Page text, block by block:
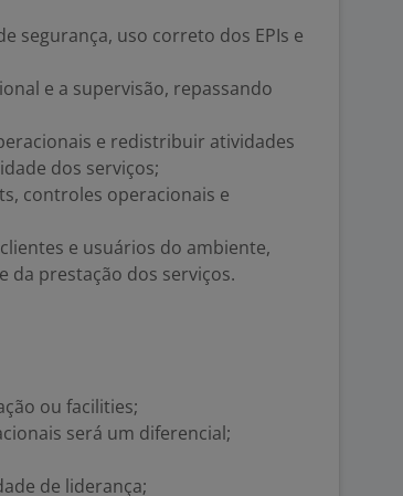
segurança, uso correto dos EPIs e
e a supervisão, repassando
e redistribuir atividades
dos serviços;
controles operacionais e
e usuários do ambiente,
da prestação dos serviços.
ou facilities;
será um diferencial;
de liderança;